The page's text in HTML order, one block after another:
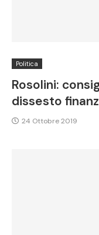
Politica
Rosolini:
dissesto
24 Ottobre 2019